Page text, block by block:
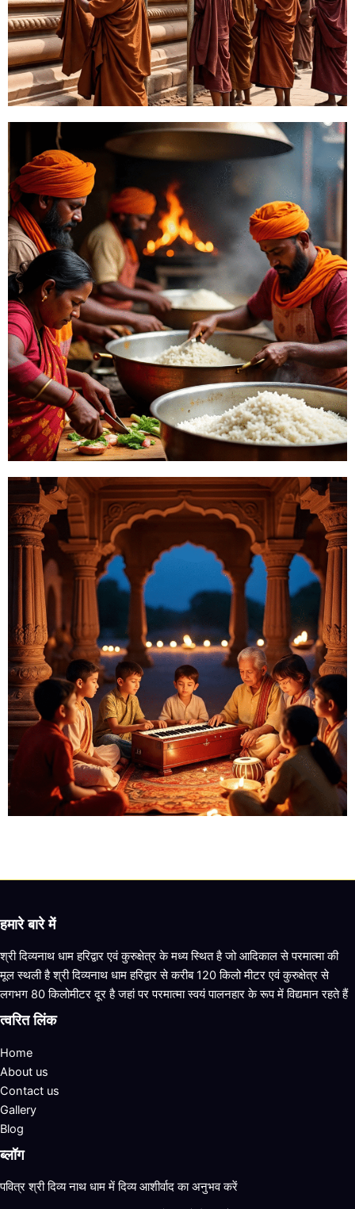
हमारे बारे में
श्री दिव्यनाथ धाम हरिद्वार एवं कुरुक्षेत्र के मध्य स्थित है जो आदिकाल से परमात्मा की
मूल स्थली है श्री दिव्यनाथ धाम हरिद्वार से करीब 120 किलो मीटर एवं कुरुक्षेत्र से
लगभग 80 किलोमीटर दूर है जहां पर परमात्मा स्वयं पालनहार के रूप में विद्यमान रहते हैं
त्वरित लिंक
Home
About us
Contact us
Gallery
Blog
ब्लॉग
पवित्र श्री दिव्य नाथ धाम में दिव्य आशीर्वाद का अनुभव करें